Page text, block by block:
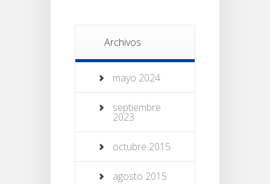
Archivos
mayo 2024
septiembre
2023
octubre 2015
agosto 2015